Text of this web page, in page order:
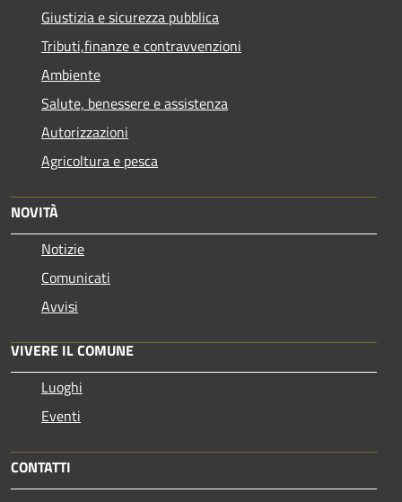
Giustizia e sicurezza pubblica
Tributi,finanze e contravvenzioni
Ambiente
Salute, benessere e assistenza
Autorizzazioni
Agricoltura e pesca
NOVITÀ
Notizie
Comunicati
Avvisi
VIVERE IL COMUNE
Luoghi
Eventi
CONTATTI